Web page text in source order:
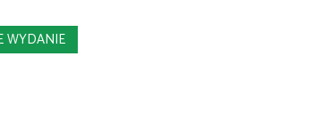
WYDANIE